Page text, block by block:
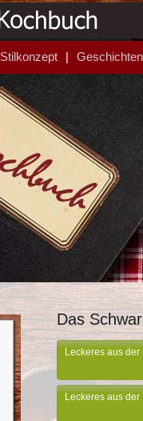
Stilkonzept Geschichten
Das
Leckeres aus
Leckeres aus